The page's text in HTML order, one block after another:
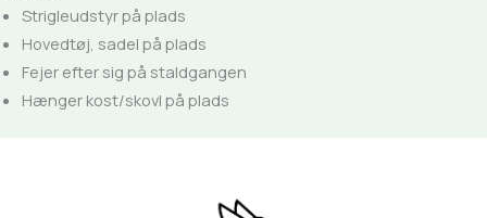
Strigleudstyr på plads
Hovedtøj, sadel på plads
Fejer efter sig på staldgangen
Hænger kost/skovl på plads